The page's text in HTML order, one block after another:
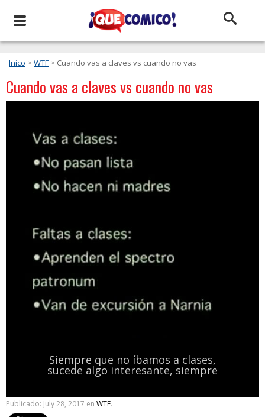
Inico > WTF > Cuando vas a claves vs cuando no vas
Cuando vas a claves vs cuando no vas
Siempre que no íbamos a clases,
sucede algo interesante, siempre
Publicado: July 28, 2017 en WTF.